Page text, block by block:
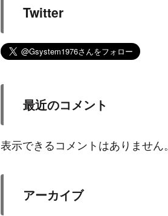
Twitter
最近のコメント
表示できるコメントはありません。
アーカイブ